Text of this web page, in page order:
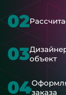
02
03объект
04заказа